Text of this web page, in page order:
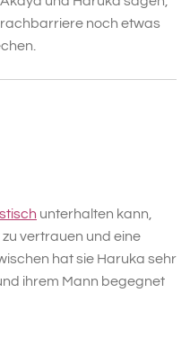
noch etwas
unterhalten kann,
vertrauen und eine
hat sie Haruka sehr
ihrem Mann begegnet